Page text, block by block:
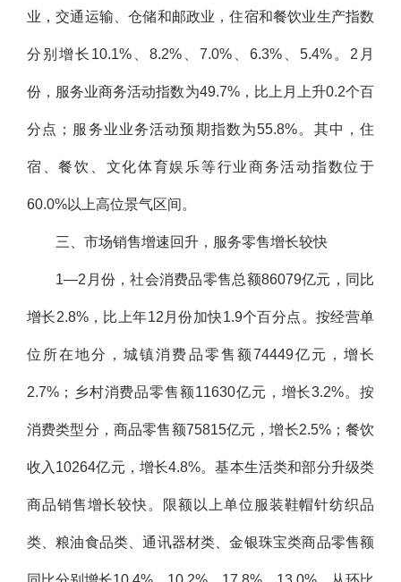
业，交通运输、仓储和邮政业，住宿和餐饮业生产指数
分别增长10.1%、8.2%、7.0%、6.3%、5.4%。2月
份，服务业商务活动指数为49.7%，比上月上升0.2个百
分点；服务业业务活动预期指数为55.8%。其中，住
宿、餐饮、文化体育娱乐等行业商务活动指数位于
60.0%以上高位景气区间。
三、市场销售增速回升，服务零售增长较快
1—2月份，社会消费品零售总额86079亿元，同比
增长2.8%，比上年12月份加快1.9个百分点。按经营单
位所在地分，城镇消费品零售额74449亿元，增长
2.7%；乡村消费品零售额11630亿元，增长3.2%。按
消费类型分，商品零售额75815亿元，增长2.5%；餐饮
收入10264亿元，增长4.8%。基本生活类和部分升级类
商品销售增长较快。限额以上单位服装鞋帽针纺织品
类、粮油食品类、通讯器材类、金银珠宝类商品零售额